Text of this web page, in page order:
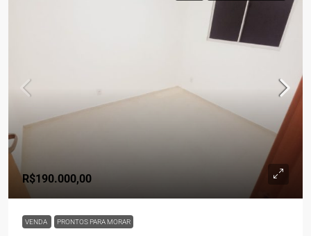
R$190.000,00
VENDA PRONTOS PARA MORAR